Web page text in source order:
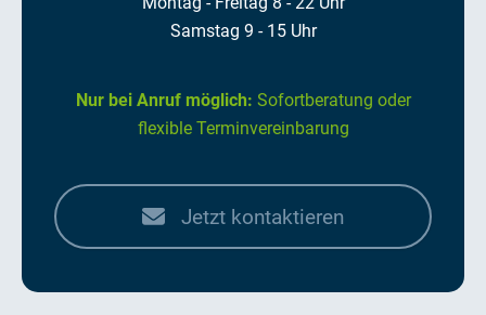
Samstag 9 - 15 Uhr
Nur bei Anruf möglich: Sofortberatung oder
flexible Terminvereinbarung
Jetzt kontaktieren